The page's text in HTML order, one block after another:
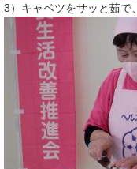
3）キャベツをサッと茹で